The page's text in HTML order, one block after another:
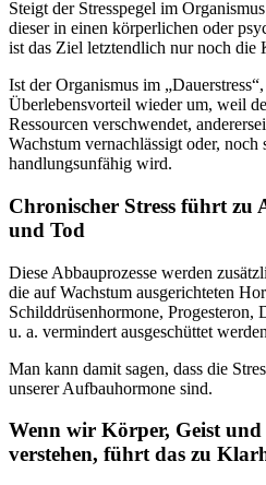
Steigt der Stresspegel im
dieser in einen körperlichen oder
ist das Ziel letztendlich nur noch die
Ist der Organismus im
Überlebensvorteil wieder um, weil
Ressourcen verschwendet,
Wachstum vernachlässigt oder, noch
handlungsunfähig wird.
Chronischer Stress führt zu
und Tod
Diese Abbauprozesse werden
die auf Wachstum ausgerichteten
Schilddrüsenhormone,
u. a. vermindert ausgeschüttet
Man kann damit sagen, dass die
unserer Aufbauhormone sind.
Wenn wir Körper, Geist und
verstehen, führt das zu